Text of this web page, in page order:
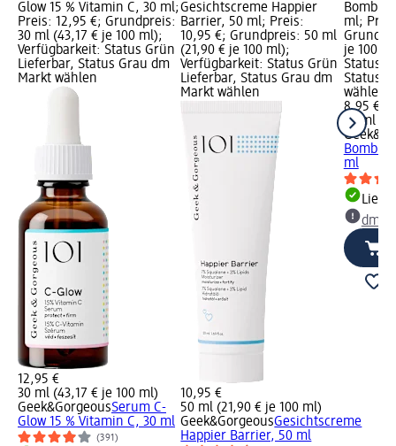
Glow 15 % Vitamin C, 30 ml;
Preis: 12,95 €; Grundpreis:
30 ml (43,17 € je 100 ml);
Verfügbarkeit: Status Grün
Lieferbar, Status Grau dm
Markt wählen
12,95 €
30 ml (43,17 € je 100 ml)
Geek&GorgeousSerum C-
Glow 15 % Vitamin C, 30 ml
(391)
Gesichtscreme Happier
Barrier, 50 ml; Preis:
10,95 €; Grundpreis: 50 ml
(21,90 € je 100 ml);
Verfügbarkeit: Status Grün
Lieferbar, Status Grau dm
Markt wählen
10,95 €
50 ml (21,90 € je 100 ml)
Geek&GorgeousGesichtscreme
Happier Barrier, 50 ml
Bomb
ml;
je 100
Status
Status
wählen
8,95 €
30 ml
Bomb
ml
dm